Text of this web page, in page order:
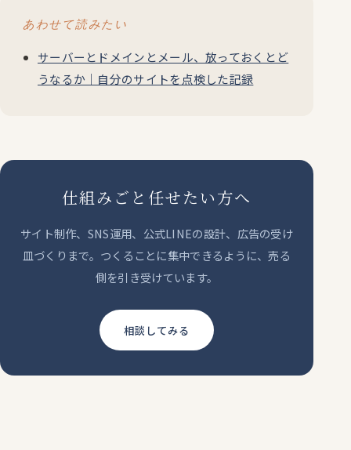
あわせて読みたい
サーバーとドメインとメール、放っておくとど
うなるか｜自分のサイトを点検した記録
仕組みごと任せたい方へ
サイト制作、SNS運用、公式LINEの設計、広告の受け
皿づくりまで。つくることに集中できるように、売る
側を引き受けています。
相談してみる